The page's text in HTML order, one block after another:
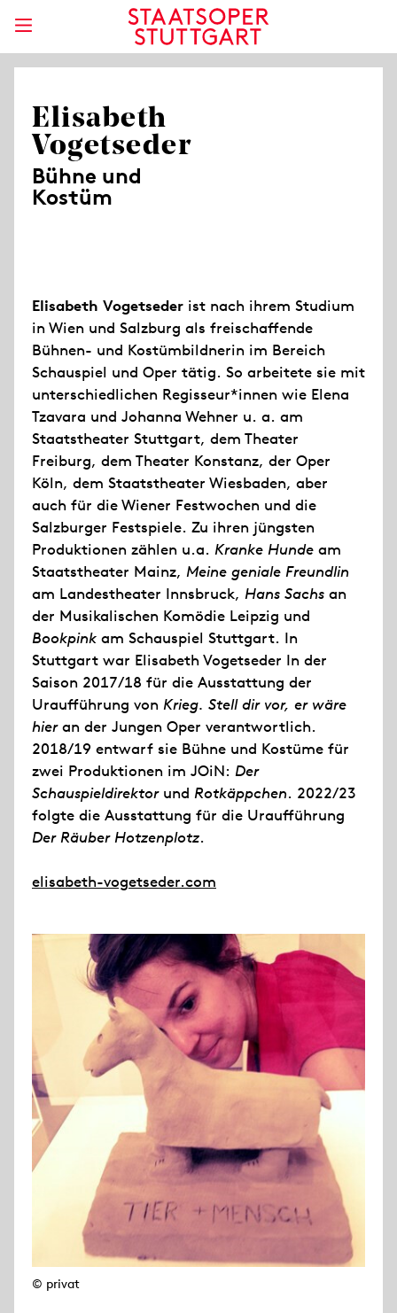
Elisabeth
Vogetseder
Bühne und
Kostüm
Elisabeth Vogetseder ist nach ihrem Studium
in Wien und Salzburg als freischaffende
Bühnen- und Kostümbildnerin im Bereich
Schauspiel und Oper tätig. So arbeitete sie mit
unterschiedlichen Regisseur*innen wie Elena
Tzavara und Johanna Wehner u. a. am
Staatstheater Stuttgart, dem Theater
Freiburg, dem Theater Konstanz, der Oper
Köln, dem Staatstheater Wiesbaden, aber
auch für die Wiener Festwochen und die
Salzburger Festspiele. Zu ihren jüngsten
Produktionen zählen u.a. Kranke Hunde am
Staatstheater Mainz, Meine geniale Freundlin
am Landestheater Innsbruck, Hans Sachs an
der Musikalischen Komödie Leipzig und
Bookpink am Schauspiel Stuttgart. In
Stuttgart war Elisabeth Vogetseder In der
Saison 2017/18 für die Ausstattung der
Uraufführung von Krieg. Stell dir vor, er wäre
hieran der Jungen Oper verantwortlich.
2018/19 entwarf sie Bühne und Kostüme für
zwei Produktionen im JOiN: Der
Schauspieldirektorund Rotkäppchen. 2022/23
folgte die Ausstattung für die Uraufführung
Der Räuber Hotzenplotz.
elisabeth-vogetseder.com
© privat